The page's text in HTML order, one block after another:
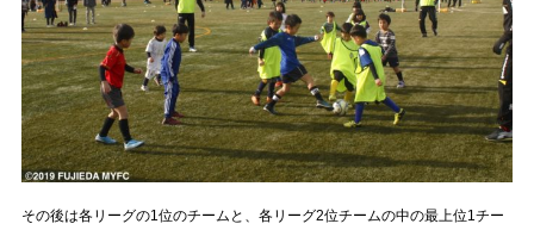
その後は各リーグの1位のチームと、各リーグ2位チームの中の最上位1チー